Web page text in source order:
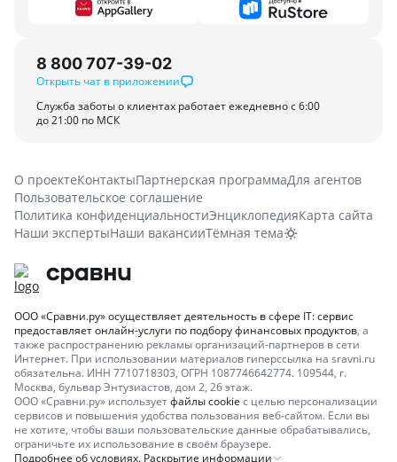
8 800 707-39-02
Открыть чат в приложении
Служба заботы о клиентах работает ежедневно с 6:00
до 21:00 по МСК
О проектеКонтактыПартнерская программаДля агентов
Пользовательское соглашение
Политика конфиденциальностиЭнциклопедияКарта сайта
Наши экспертыНаши вакансииТёмная тема
ООО «Сравни.ру» осуществляет деятельность в сфере IT: сервис
предоставляет онлайн-услуги по подбору финансовых продуктов, а
также распространению рекламы организаций-партнеров в сети
Интернет. При использовании материалов гиперссылка на sravni.ru
обязательна. ИНН 7710718303, ОГРН 1087746642774. 109544, г.
Москва, бульвар Энтузиастов, дом 2, 26 этаж.
ООО «Сравни.ру» используетфайлы cookie с целью персонализации
сервисов и повышения удобства пользования веб-сайтом. Если вы
не хотите, чтобы ваши пользовательские данные обрабатывались,
ограничьте их использование в своём браузере.
Подробнее об условиях. Раскрытие информации